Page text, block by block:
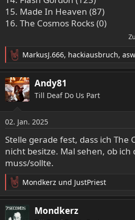
15. Made In Heaven (87)
16. The Cosmos Rocks (0)
R
e
a
k
t
n
e
n
:
MarkusJ.666, hackiausbruch,
Andy81
Till Deaf Do Us Part
02. Jan. 2025
Stelle gerade fest, dass ich The
nicht besitze. Mal sehen, ob ich
muss/sollte.
R
e
a
k
Mondkerz und JustPriest
Mondkerz